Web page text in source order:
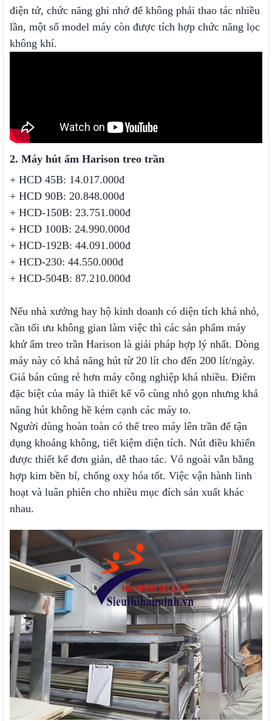
điện tử, chức năng ghi nhớ để không phải thao tác nhiều
lần, một số model máy còn được tích hợp chức năng lọc
không khí.
2. Máy hút ẩm Harison treo trần
+ HCD 45B: 14.017.000đ
+ HCD 90B: 20.848.000đ
+ HCD-150B: 23.751.000đ
+ HCD 100B: 24.990.000đ
+ HCD-192B: 44.091.000đ
+ HCD-230: 44.550.000đ
+ HCD-504B: 87.210.000đ
Nếu nhà xưởng hay hộ kinh doanh có diện tích khá nhỏ,
cần tối ưu không gian làm việc thì các sản phẩm máy
khử ẩm treo trần Harison là giải pháp hợp lý nhất. Dòng
máy này có khả năng hút từ 20 lít cho đến 200 lít/ngày.
Giá bán cũng rẻ hơn máy công nghiệp khá nhiều. Điểm
đặc biệt của máy là thiết kế vô cùng nhỏ gọn nhưng khả
năng hút không hề kém cạnh các máy to.
Người dùng hoàn toàn có thể treo máy lên trần để tận
dụng khoảng không, tiết kiệm diện tích. Nút điều khiển
được thiết kế đơn giản, dễ thao tác. Vỏ ngoài vẫn bằng
hợp kim bền bỉ, chống oxy hóa tốt. Việc vận hành linh
hoạt và luân phiên cho nhiều mục đích sản xuất khác
nhau.